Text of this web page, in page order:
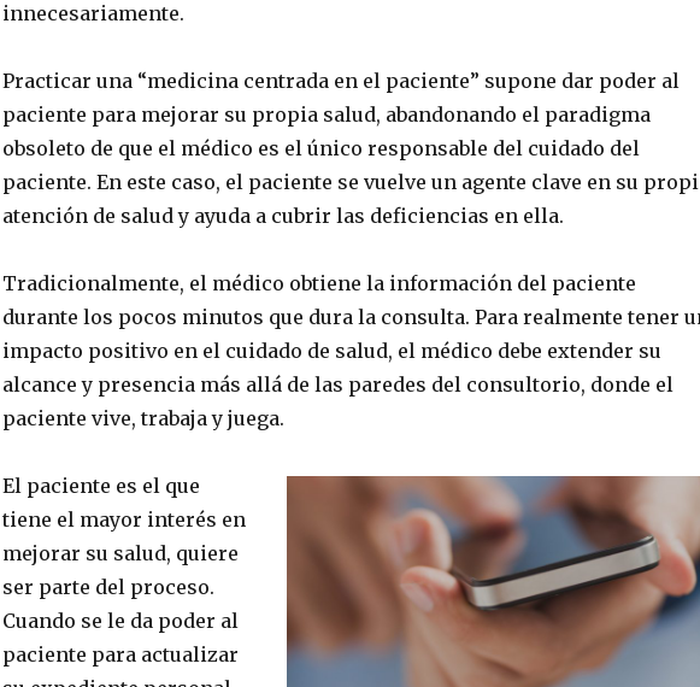
innecesariamente.
Practicar una “medicina centrada en el paciente” supone dar poder al
paciente para mejorar su propia salud, abandonando el paradigma
obsoleto de que el médico es el único responsable del cuidado del
paciente. En este caso, el paciente se vuelve un agente clave en su
atención de salud y ayuda a cubrir las deficiencias en ella.
Tradicionalmente, el médico obtiene la información del paciente
durante los pocos minutos que dura la consulta. Para realmente tener
impacto positivo en el cuidado de salud, el médico debe extender su
alcance y presencia más allá de las paredes del consultorio, donde el
paciente vive, trabaja y juega.
El paciente es el que
tiene el mayor interés en
mejorar su salud, quiere
ser parte del proceso.
Cuando se le da poder al
paciente para actualizar